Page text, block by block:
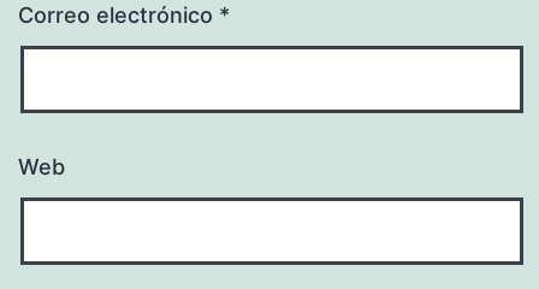
Correo electrónico *
Web